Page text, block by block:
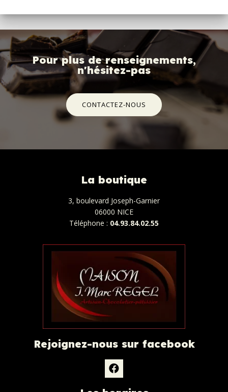
Pour plus de renseignements,
n'hésitez-pas
CONTACTEZ-NOUS
La boutique
3, boulevard Joseph-Garnier
06000 NICE
Téléphone : 04.93.84.02.55
Rejoignez-nous sur facebook